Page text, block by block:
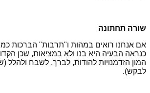
שורה תחתונה
אם אנחנו רואים במהות ו"תרבות" הברכות
כנראה הבעיה היא בנו ולא במציאות, שכן
המון הזדמנויות להודות, לברך, לשבח ולהלל
לבקש).